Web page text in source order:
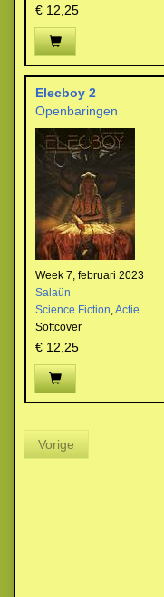
€ 12,25
Elecboy 2
Openbaringen
Week 7, februari 2023
Salaün
Science Fiction,Actie
Softcover
€ 12,25
Vorige